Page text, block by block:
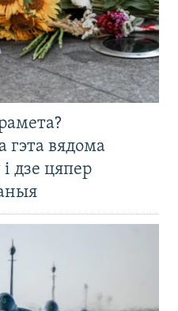
гэта вядома
дзе цяпер